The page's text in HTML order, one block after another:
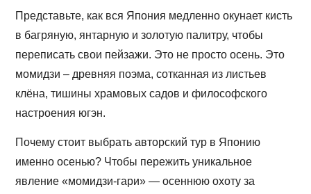
Представьте, как вся Япония медленно окунает кисть
в багряную, янтарную и золотую палитру, чтобы
переписать свои пейзажи. Это не просто осень. Это
момидзи – древняя поэма, сотканная из листьев
клёна, тишины храмовых садов и философского
настроения югэн.
Почему стоит выбрать авторский тур в Японию
именно осенью? Чтобы пережить уникальное
явление «момидзи-гари» — осеннюю охоту за